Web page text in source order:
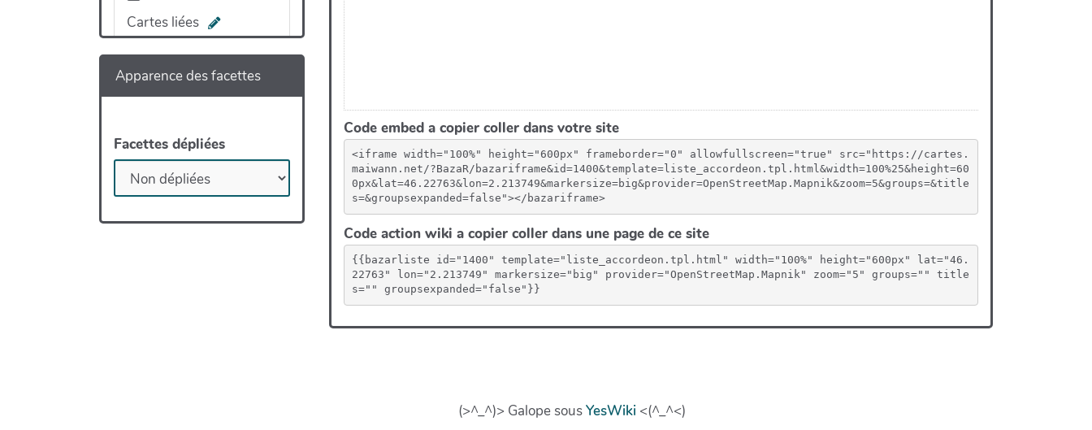
Cartes liées
Apparence des facettes
Facettes dépliées
Code embed a copier coller dans votre site
<iframe width="100%" height="600px" frameborder="0" allowfullscreen="true" src="https://cartes.
maiwann.net/?BazaR/bazariframe&id=1400&template=liste_accordeon.tpl.html&width=100%25&height=60
0px&lat=46.22763&lon=2.213749&markersize=big&provider=OpenStreetMap.Mapnik&zoom=5&groups=&title
s=&groupsexpanded=false"></bazariframe>
Code action wiki a copier coller dans une page de ce site
{{bazarliste id="1400" template="liste_accordeon.tpl.html" width="100%" height="600px" lat="46.
22763" lon="2.213749" markersize="big" provider="OpenStreetMap.Mapnik" zoom="5" groups="" title
s="" groupsexpanded="false"}}
(>^_^)> Galope sousYesWiki <(^_^<)